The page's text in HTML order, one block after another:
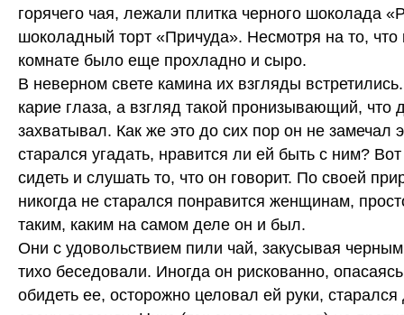
горячего чая, лежали плитка черного шоколада
шоколадный торт «Причуда». Несмотря на то, что
комнате было еще прохладно и сыро.
В неверном свете камина их взгляды
карие глаза, а взгляд такой пронизывающий, что
захватывал. Как же это до сих пор он не замечал
старался угадать, нравится ли ей быть с ним? Вот
сидеть и слушать то, что он говорит. По своей
никогда не старался понравится женщинам,
таким, каким на самом деле он и был.
Они с удовольствием пили чай, закусывая
тихо беседовали. Иногда он рискованно,
обидеть ее, осторожно целовал ей руки, старался